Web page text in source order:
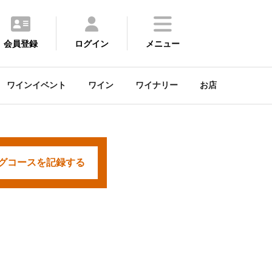
会員登録 ログイン メニュー
ワインイベント ワイン ワイナリー お店
コースを記録する